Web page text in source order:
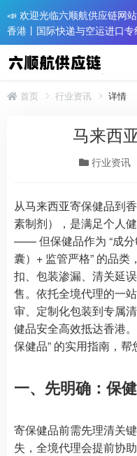
📣 欢迎光临六顺航供应链网
香港丨国际快递与空运进口专
首页 行业资讯 详情
马来西
行业资讯
从马来西亚寄保健品到
素制剂），是满足个人
—— 但保健品作为 “成分
囊）+ 监管严格” 的品类
扣、包装渗漏、清关延
售。依托全境代理的一
审、定制化包装到专属
健品安全高效抵达香港
保健品” 的实用指南，帮
一、先明确：保
寄保健品前需先理清关
失，全境代理会提前协助